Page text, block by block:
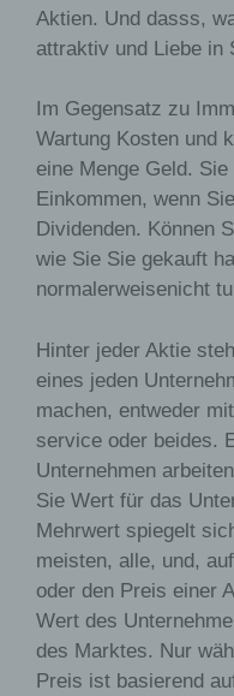
Aktien. Und dasss,
attraktiv und Liebe in
Im Gegensatz zu
Wartung Kosten und
eine Menge Geld.
Einkommen, wenn
Dividenden. Können
wie Sie Sie gekauft
normalerweisenicht
Hinter jeder Aktie
eines jeden
machen, entweder
service oder beides.
Unternehmen
Sie Wert für das
Mehrwert spiegelt
meisten, alle, und,
oder den Preis einer
Wert des
des Marktes. Nur
Preis ist basierend
oder dem
j) Dritter
Behörde,
der
dem
unter der
befugt sind,
k)
Einwilligung
freiwillig für
Weise und
einer
Handlung,
verstehen
sie
Name und
Verantwortlichen